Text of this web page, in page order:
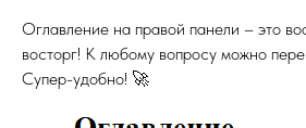
Оглавление на правой панели – это
восторг! К любому вопросу можно
Супер-удобно! 🚀